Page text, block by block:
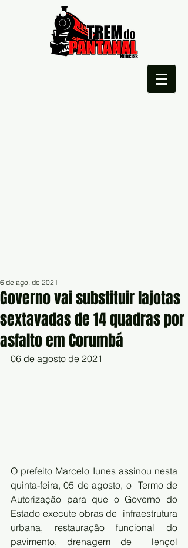
Governo vai substituir lajotas
sextavadas de 14 quadras por
asfalto em Corumbá
6 de ago. de 2021
06 de agosto de 2021
O prefeito Marcelo Iunes assinou nesta
quinta-feira, 05 de agosto, o  Termo de
Autorização para que o Governo do
Estado execute obras de  infraestrutura
urbana, restauração funcional do
pavimento, drenagem de  lençol